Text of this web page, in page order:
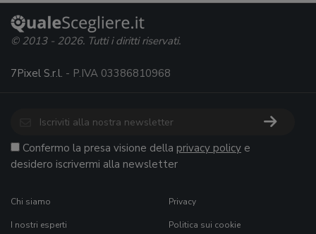
© 2013 - 2026. Tutti i diritti riservati.
7Pixel S.r.l. - P.IVA 03386810968
Confermo la presa visione della privacy policy e
desidero iscrivermi alla newsletter
Chi siamo
I nostri esperti
Privacy
Politica sui cookie